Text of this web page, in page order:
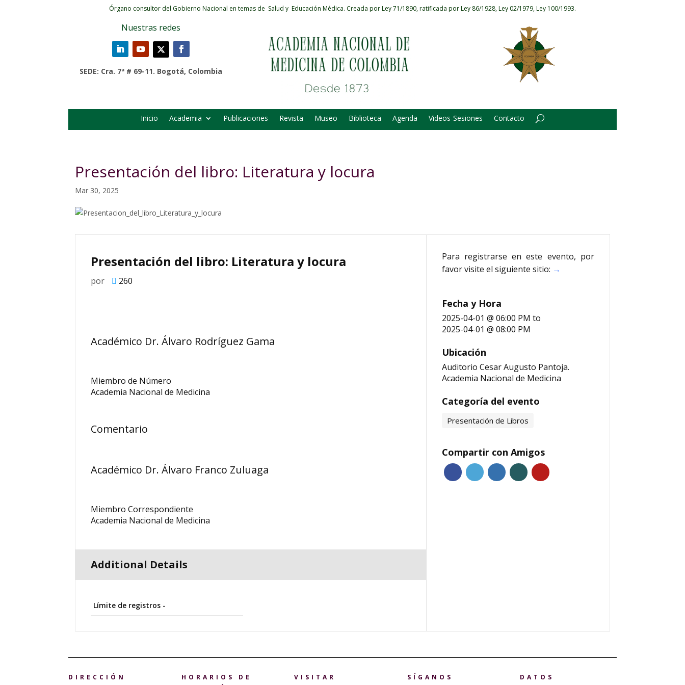
Órgano consultor del Gobierno Nacional en temas de Salud y Educación Médica. Creada por Ley 71/1890, ratificada por Ley 86/1928, Ley 02/1979, Ley 100/1993.
Nuestras redes
SEDE: Cra. 7ª # 69-11. Bogotá, Colombia
Inicio Academia Publicaciones Revista Museo Biblioteca Agenda Videos-Sesiones Contacto
Presentación del libro: Literatura y locura
Mar 30, 2025
Presentación del libro: Literatura y locura
por 260
Académico Dr. Álvaro Rodríguez Gama
Miembro de Número
Academia Nacional de Medicina
Comentario
Académico Dr. Álvaro Franco Zuluaga
Miembro Correspondiente
Academia Nacional de Medicina
Additional Details
Límite de registros -
Para registrarse en este evento, por
favor visite el siguiente sitio: →
Fecha y Hora
2025-04-01 @ 06:00 PM to
2025-04-01 @ 08:00 PM
Ubicación
Auditorio Cesar Augusto Pantoja.
Academia Nacional de Medicina
Categoría del evento
Presentación de Libros
Compartir con Amigos
DIRECCIÓN
HORARIOS DE
VISITAR SÍGANOS DATOS